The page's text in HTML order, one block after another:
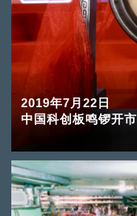
2019年7月22日
中国科创板鸣锣开市